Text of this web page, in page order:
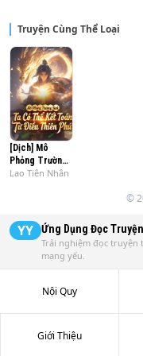
vực bao la nguy hiểm
giới tu tiên quỷ dị!
Truyện Cùng Thể Loại
[Dịch] Mô
Phỏng Trường
Sinh: Ta Có
Lao Tiên Nhân
©
YY Ứng Dụng Đọc Truyện
Trải nghiệm đọc truyện
mạng yếu.
Nội Quy
Giới Thiệu